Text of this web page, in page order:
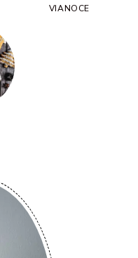
VIANOCE